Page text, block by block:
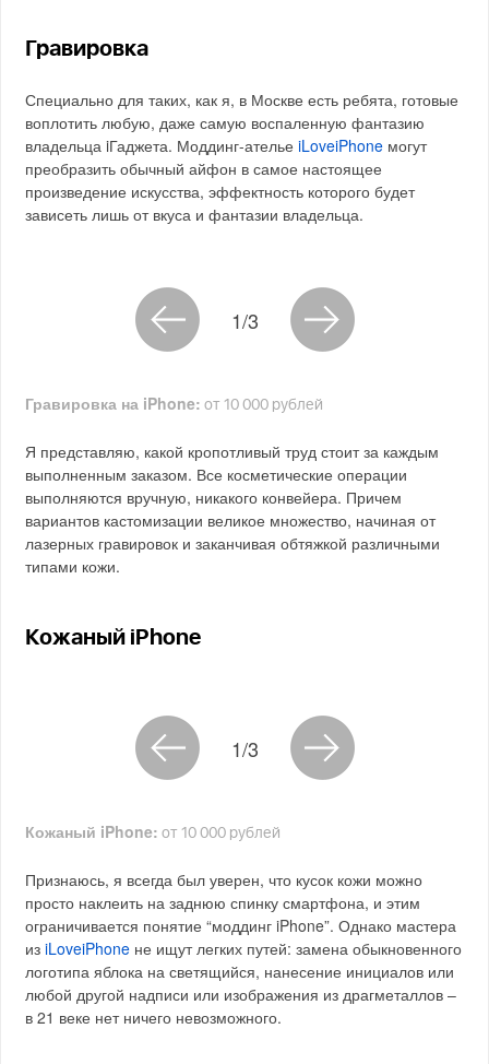
Гравировка
Специально для таких, как я, в Москве есть ребята, готовые
воплотить любую, даже самую воспаленную фантазию
владельца iГаджета. Моддинг-ательеiLoveiPhone могут
преобразить обычный айфон в самое настоящее
произведение искусства, эффектность которого будет
зависеть лишь от вкуса и фантазии владельца.
1/3
Гравировка на iPhone: от 10 000 рублей
Я представляю, какой кропотливый труд стоит за каждым
выполненным заказом. Все косметические операции
выполняются вручную, никакого конвейера. Причем
вариантов кастомизации великое множество, начиная от
лазерных гравировок и заканчивая обтяжкой различными
типами кожи.
Кожаный iPhone
1/3
Кожаный iPhone: от 10 000 рублей
Признаюсь, я всегда был уверен, что кусок кожи можно
просто наклеить на заднюю спинку смартфона, и этим
ограничивается понятие “моддинг iPhone”. Однако мастера
изiLoveiPhone не ищут легких путей: замена обыкновенного
логотипа яблока на светящийся, нанесение инициалов или
любой другой надписи или изображения из драгметаллов –
в 21 веке нет ничего невозможного.